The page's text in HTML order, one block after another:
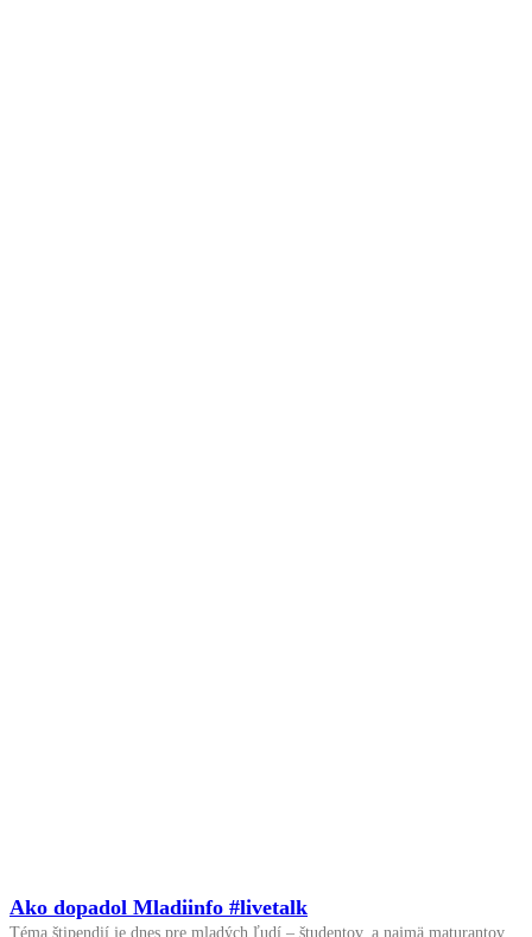
Ako dopadol Mladiinfo #livetalk
Téma štipendií je dnes pre mladých ľudí – študentov, a najmä maturantov,